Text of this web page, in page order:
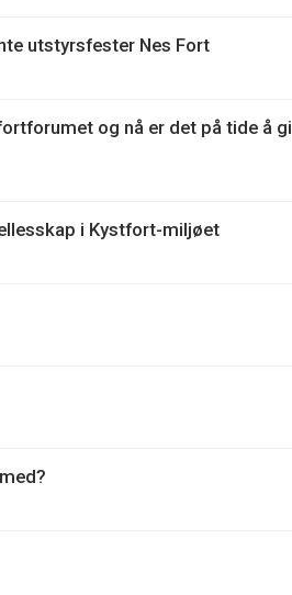
utstyrsfester Nes Fort
og nå er det på tide å gi
i Kystfort-miljøet